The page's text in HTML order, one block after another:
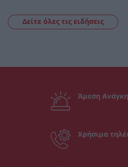
Δείτε όλες τις ειδήσεις
Άμεση Ανάγκη
Χρήσιμα